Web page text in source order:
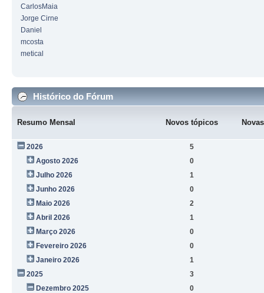
CarlosMaia
Jorge Cirne
Daniel
mcosta
metical
Histórico do Fórum
Resumo Mensal Novos tópicos
2026
5
Agosto 2026
0
Julho 2026
1
Junho 2026
0
Maio 2026
2
Abril 2026
1
Março 2026
0
Fevereiro 2026
0
Janeiro 2026
1
2025
3
Dezembro 2025
0